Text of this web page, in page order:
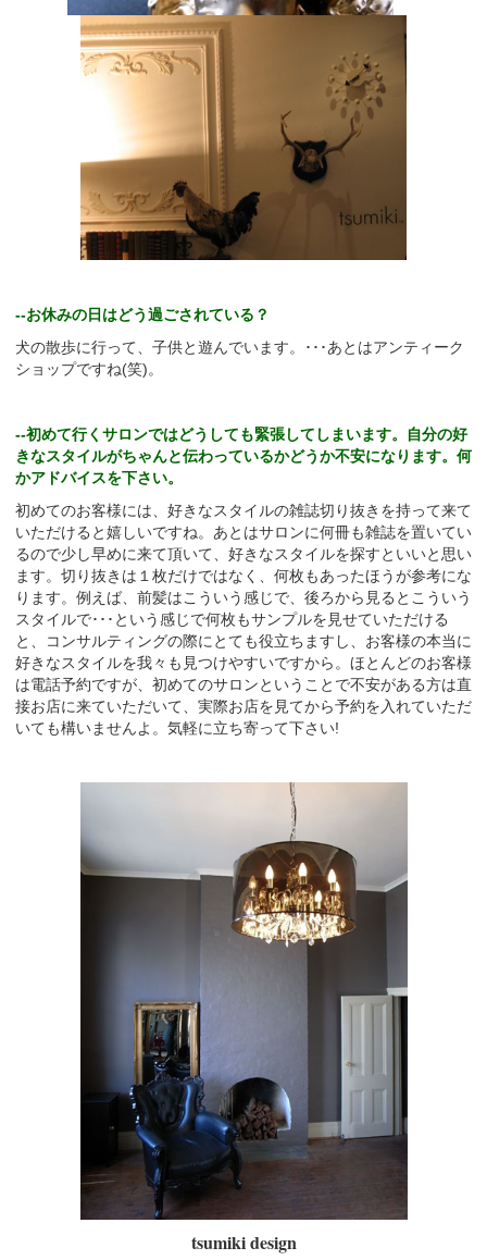
--お休みの日はどう過ごされている？
犬の散歩に行って、子供と遊んでいます。･･･あとはアンティーク
ショップですね(笑)。
--初めて行くサロンではどうしても緊張してしまいます。自分の好
きなスタイルがちゃんと伝わっているかどうか不安になります。何
かアドバイスを下さい。
初めてのお客様には、好きなスタイルの雑誌切り抜きを持って来て
いただけると嬉しいですね。あとはサロンに何冊も雑誌を置いてい
るので少し早めに来て頂いて、好きなスタイルを探すといいと思い
ます。切り抜きは１枚だけではなく、何枚もあったほうが参考にな
ります。例えば、前髪はこういう感じで、後ろから見るとこういう
スタイルで･･･という感じで何枚もサンプルを見せていただける
と、コンサルティングの際にとても役立ちますし、お客様の本当に
好きなスタイルを我々も見つけやすいですから。ほとんどのお客様
は電話予約ですが、初めてのサロンということで不安がある方は直
接お店に来ていただいて、実際お店を見てから予約を入れていただ
いても構いませんよ。気軽に立ち寄って下さい!
tsumiki design